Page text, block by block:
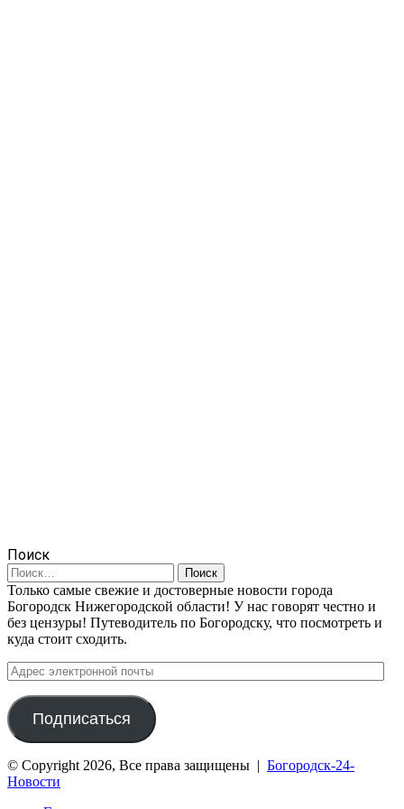
Поиск
Найти:
Только самые свежие и достоверные новости города
Богородск Нижегородской области! У нас говорят честно и
без цензуры! Путеводитель по Богородску, что посмотреть и
куда стоит сходить.
Адрес
электронной
почты
Подписаться
© Copyright 2026, Все права защищены | Богородск-24-
Новости